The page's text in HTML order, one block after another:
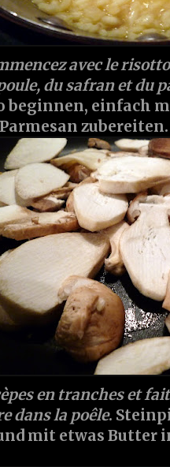
avec le
du safran et du
beginnen, einfach
zubereiten.
en tranches et
dans la poêle.
mit etwas Butter